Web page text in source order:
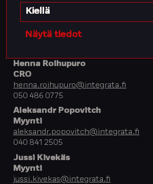
Kiellä
Näytä tiedot
Henna Roihupuro
CRO
henna.roihupuro@integrata.fi
050 486 0775
Aleksandr Popovitch
Myynti
aleksandr.popovitch@integrata.fi
040 841 2505
Jussi Kivekäs
Myynti
jussi.kivekas@integrata.fi